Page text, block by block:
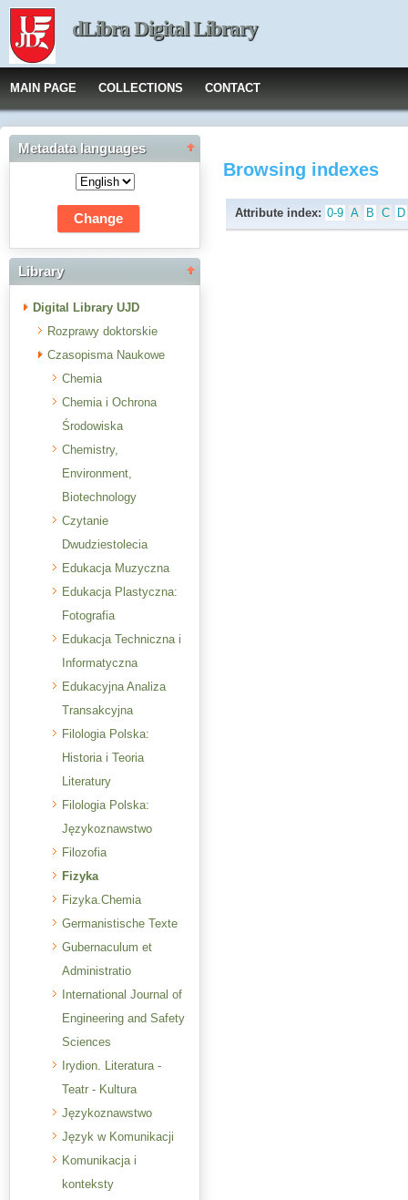
dLibra Digital Library
MAIN PAGE COLLECTIONS CONTACT
Metadata languages
Library
Digital Library UJD
Rozprawy doktorskie
Czasopisma Naukowe
Chemia
Chemia i Ochrona
Środowiska
Chemistry,
Environment,
Biotechnology
Czytanie
Dwudziestolecia
Edukacja Muzyczna
Edukacja Plastyczna:
Fotografia
Edukacja Techniczna i
Informatyczna
Edukacyjna Analiza
Transakcyjna
Filologia Polska:
Historia i Teoria
Literatury
Filologia Polska:
Językoznawstwo
Filozofia
Fizyka
Fizyka.Chemia
Germanistische Texte
Gubernaculum et
Administratio
International Journal of
Engineering and Safety
Sciences
Irydion. Literatura -
Teatr - Kultura
Językoznawstwo
Język w Komunikacji
Komunikacja i
konteksty
Browsing indexes
Attribute index: 0-9 A B C D